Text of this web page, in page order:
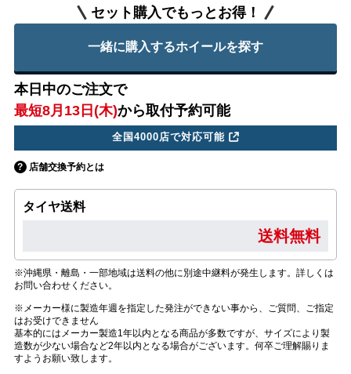
セット購入でもっとお得！
一緒に購入するホイールを探す
本日中のご注文で
最短8月13日(木)から取付予約可能
全国4000店で対応可能
店舗交換予約とは
タイヤ送料
送料無料
※沖縄県・離島・一部地域は送料の他に別途中継料が発生します。詳しくは
お問い合わせください。
※メーカー様に製造年週を指定した発注ができない事から、ご質問、ご指定
はお受けできません
基本的にはメーカー製造1年以内となる商品が多数ですが、サイズにより製
造数が少ない場合など2年以内となる場合がございます。何卒ご理解賜りま
すようお願い致します。